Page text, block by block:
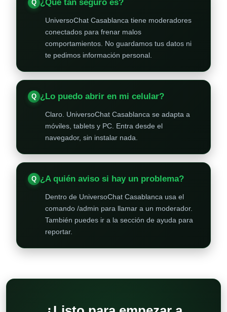
¿Qué tan seguro es?
UniversoChat Casablanca tiene moderadores
conectados para frenar malos
comportamientos. No guardamos tus datos ni
te pedimos información personal.
¿Lo puedo abrir en mi celular?
Claro. UniversoChat Casablanca se adapta a
móviles, tablets y PC. Entra desde el
navegador, sin instalar nada.
¿A quién aviso si hay un problema?
Dentro de UniversoChat Casablanca usa el
comando /admin para llamar a un moderador.
También puedes ir a la sección de ayuda para
reportar.